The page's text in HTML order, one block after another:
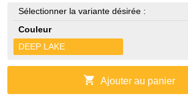
Sélectionner la variante désirée :
Couleur
DEEP LAKE
shopping_cart Ajouter au panier